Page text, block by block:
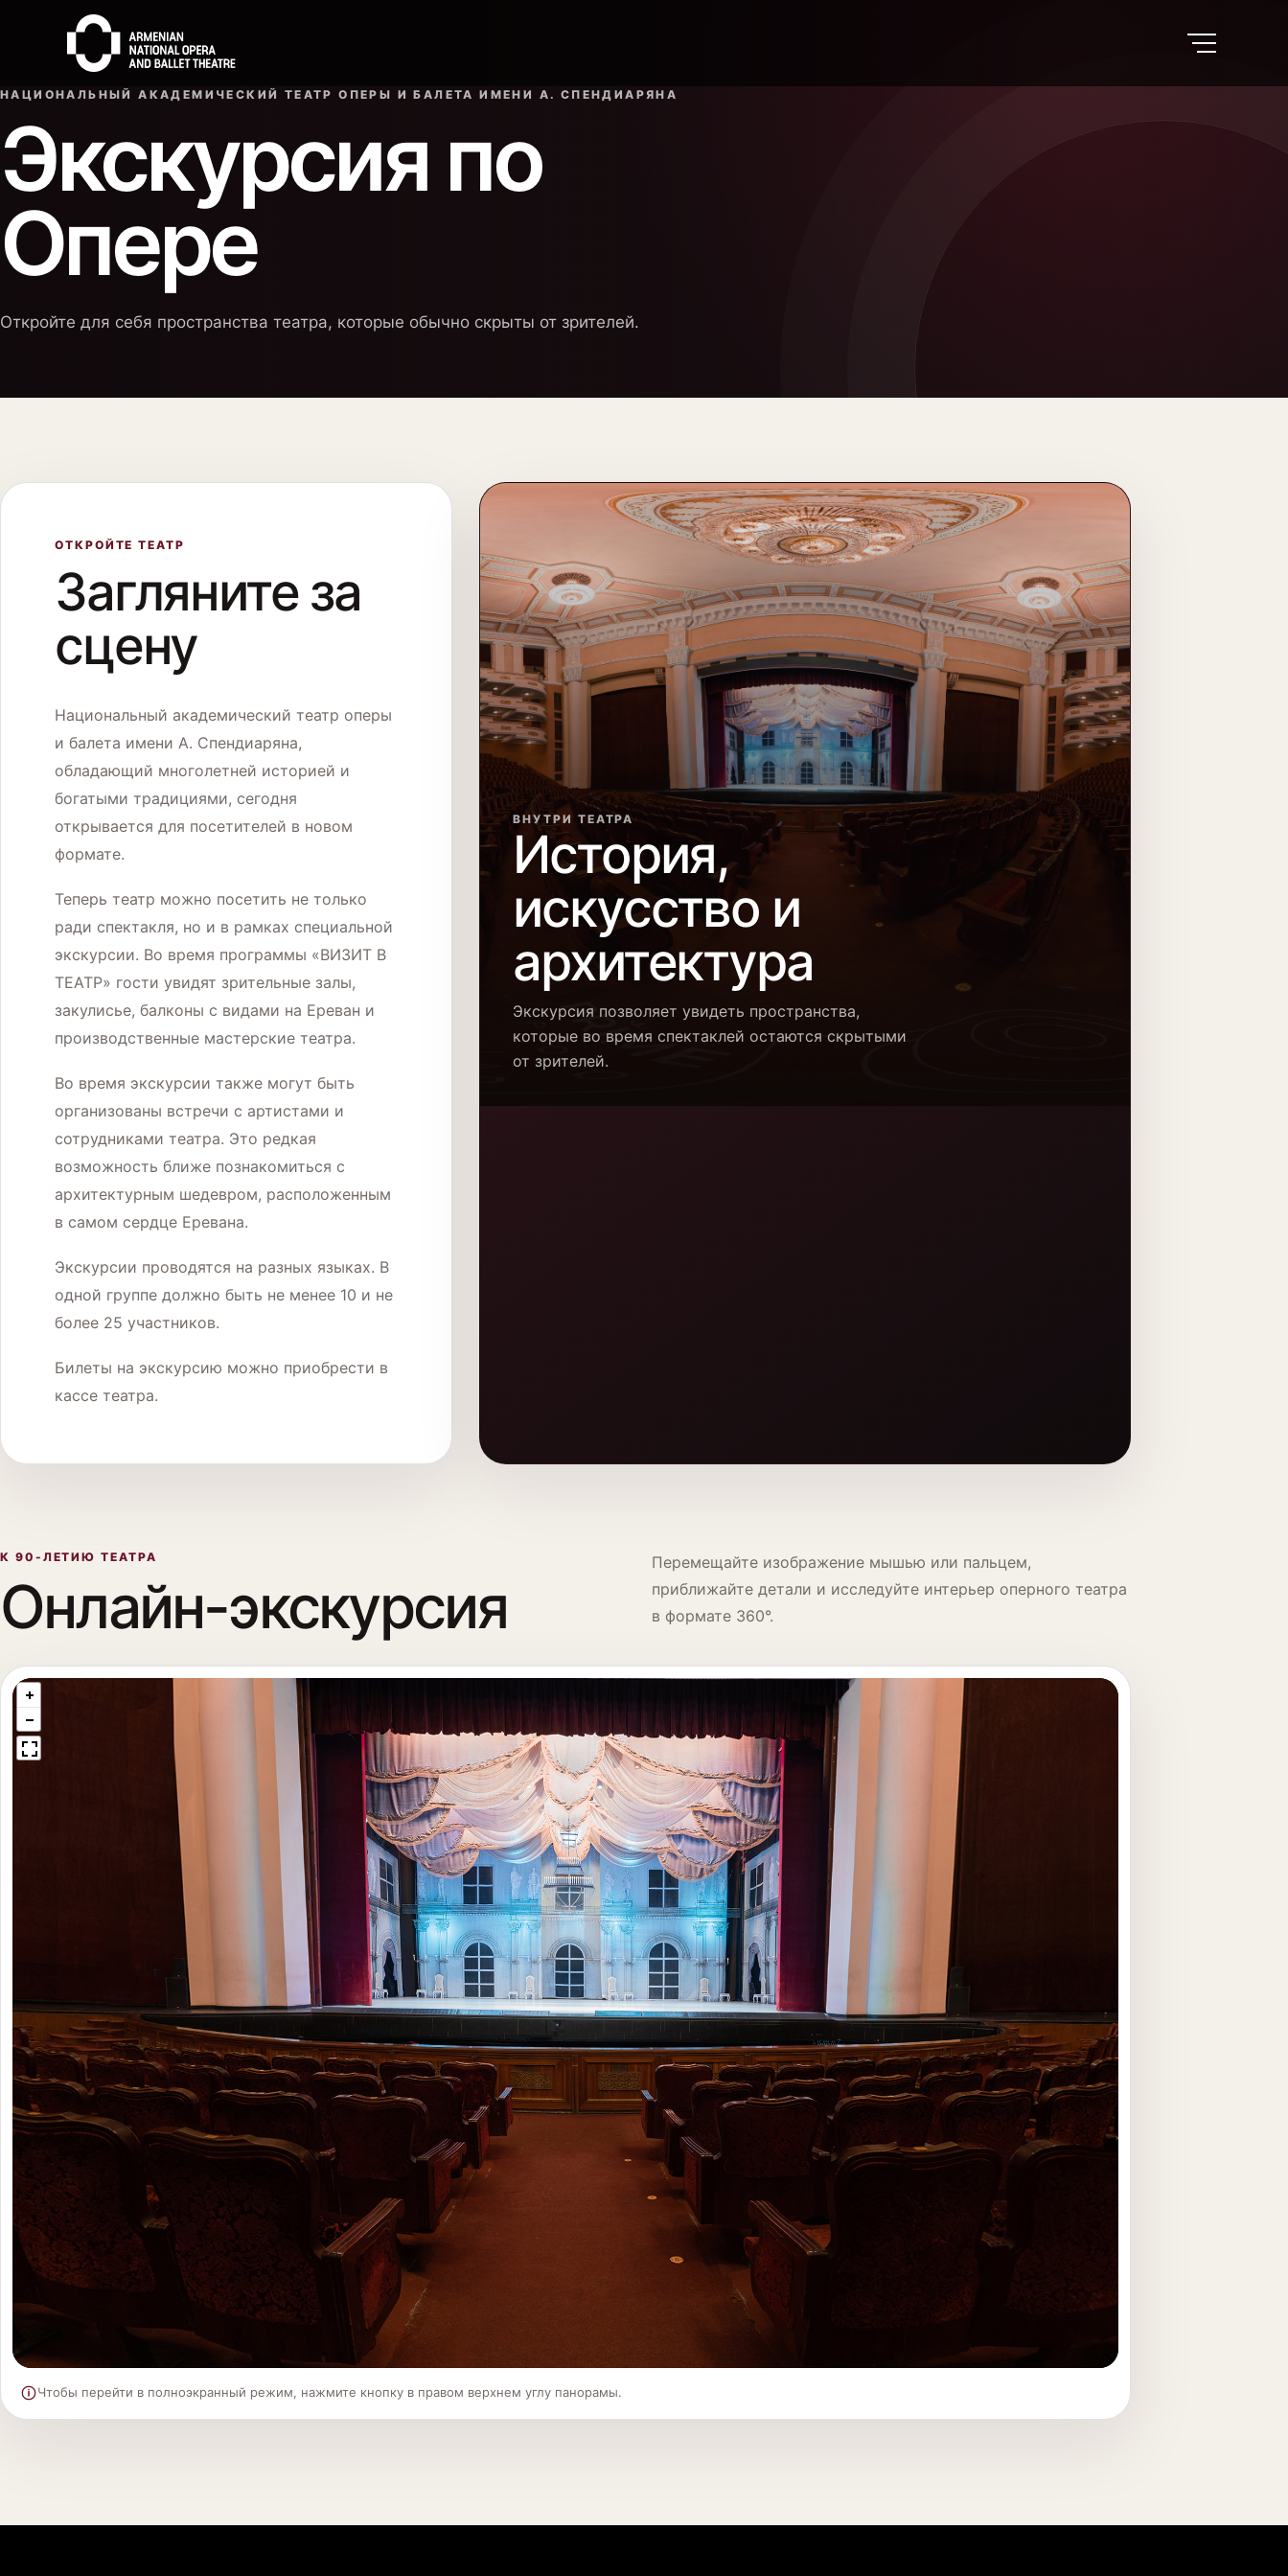
Օ театре
Визит в Театр
ENG РУС
НАЦИОНАЛЬНЫЙ АКАДЕМИЧЕСКИЙ ТЕАТР ОПЕРЫ И БАЛЕТА ИМЕНИ А. СПЕНДИАРЯНА
Экскурсия по
Опере
Откройте для себя пространства театра, которые обычно скрыты от зрителей.
ОТКРОЙТЕ ТЕАТР
Загляните за
сцену
Национальный академический театр оперы
и балета имени А. Спендиаряна,
обладающий многолетней историей и
богатыми традициями, сегодня
открывается для посетителей в новом
формате.
Теперь театр можно посетить не только
ради спектакля, но и в рамках специальной
экскурсии. Во время программы «ВИЗИТ В
ТЕАТР» гости увидят зрительные залы,
закулисье, балконы с видами на Ереван и
производственные мастерские театра.
Во время экскурсии также могут быть
организованы встречи с артистами и
сотрудниками театра. Это редкая
возможность ближе познакомиться с
архитектурным шедевром, расположенным
в самом сердце Еревана.
Экскурсии проводятся на разных языках. В
одной группе должно быть не менее 10 и не
более 25 участников.
Билеты на экскурсию можно приобрести в
кассе театра.
ВНУТРИ ТЕАТРА
История,
искусство и
архитектура
Экскурсия позволяет увидеть пространства,
которые во время спектаклей остаются скрытыми
от зрителей.
К 90-ЛЕТИЮ ТЕАТРА
Онлайн-экскурсия
Перемещайте изображение мышью или пальцем,
приближайте детали и исследуйте интерьер оперного театра
в формате 360°.
Чтобы перейти в полноэкранный режим, нажмите кнопку в правом верхнем углу панорамы.